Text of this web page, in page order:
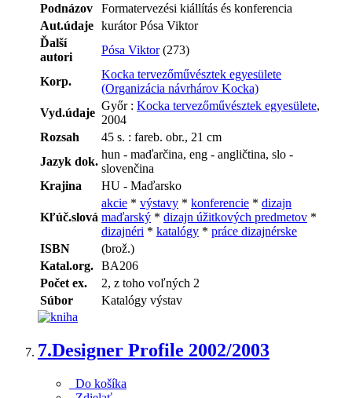
Podnázov
Formatervezési kiállítás és konferencia
Aut.údaje kurátor Pósa Viktor
Ďalší
autori
Pósa Viktor(273)
Korp.
Kocka tervezőművésztek egyesülete
(Organizácia návrhárov Kocka)
Vyd.údaje
Győr : Kocka tervezőművésztek egyesülete,
2004
Rozsah
45 s. : fareb. obr., 21 cm
Jazyk dok.
hun - maďarčina, eng - angličtina, slo -
slovenčina
Krajina
HU - Maďarsko
Kľúč.slová
akcie * výstavy * konferencie * dizajn
maďarský * dizajn úžitkových predmetov *
dizajnéri * katalógy * práce dizajnérske
ISBN
(brož.)
Katal.org. BA206
Počet ex.
2, z toho voľných 2
Súbor
Katalógy výstav
7.Designer Profile 2002/2003
Do košíka